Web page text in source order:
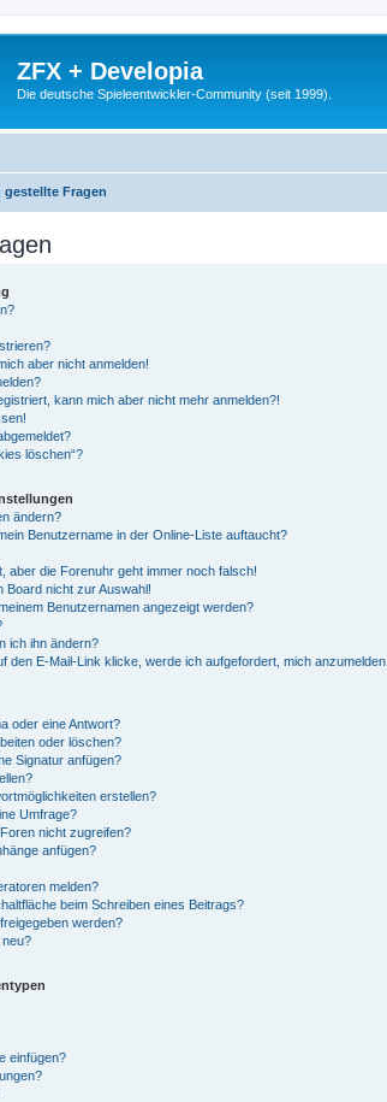
ZFX + Developia
Die deutsche Spieleentwickler-Community (seit 1999).
gestellte Fragen
aber nicht anmelden!
kann mich aber nicht mehr anmelden?!
löschen“?
ändern?
Benutzername in der Online-Liste auftaucht?
aber die Forenuhr geht immer noch falsch!
Board nicht zur Auswahl!
Benutzernamen angezeigt werden?
ich ihn ändern?
den E-Mail-Link klicke, werde ich aufgefordert, mich anzumelden.
oder eine Antwort?
oder löschen?
Signatur anfügen?
erstellen?
Umfrage?
nicht zugreifen?
anfügen?
melden?
beim Schreiben eines Beitrags?
werden?
einfügen?